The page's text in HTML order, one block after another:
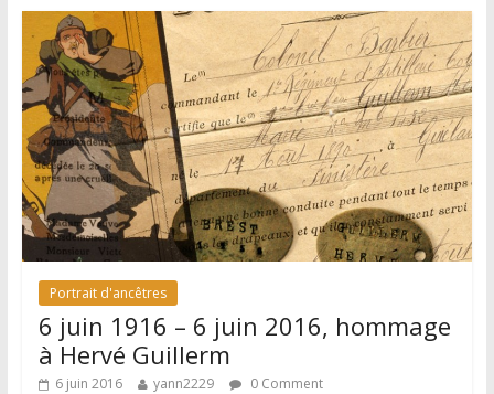
Portrait d'ancêtres
6 juin 1916 – 6 juin 2016, hommage
à Hervé Guillerm
6 juin 2016 yann2229 0 Comment